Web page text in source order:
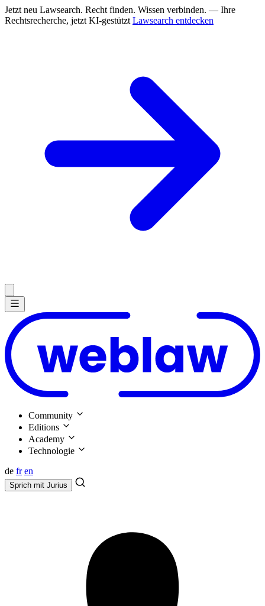
Jetzt neu Lawsearch. Recht finden. Wissen verbinden. — Ihre
Rechtsrecherche, jetzt KI-gestützt Lawsearch entdecken
Community
Editions
Academy
Technologie
de fr en
Sprich mit Jurius